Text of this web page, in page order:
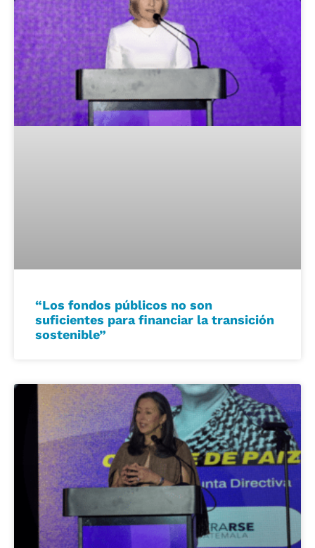
“Los fondos públicos no son
suficientes para financiar la transición
sostenible”